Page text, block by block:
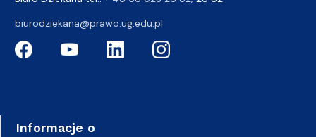
biurodziekana@prawo.ug.edu.pl
Informacje o